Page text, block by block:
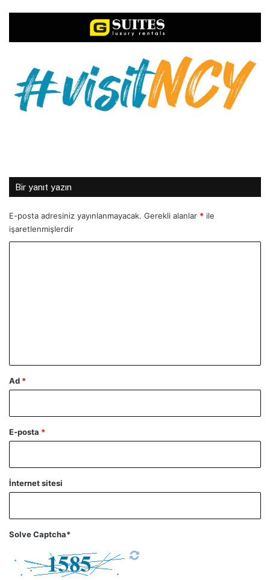
Bir yanıt yazın
E-posta adresiniz yayınlanmayacak. Gerekli alanlar * ile
işaretlenmişlerdir
Ad *
E-posta *
İnternet sitesi
Solve Captcha*